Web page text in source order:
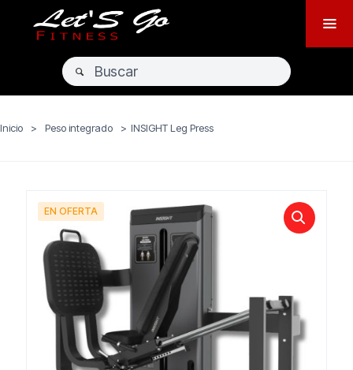
Inicio > Peso integrado > INSIGHT Leg Press
EN OFERTA